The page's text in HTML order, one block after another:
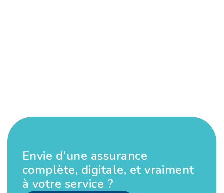
Envie d’une assurance
complète, digitale, et vraiment
à votre service ?